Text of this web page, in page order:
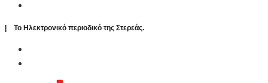
| To Ηλεκτρονικό περιοδικό της Στερεάς.